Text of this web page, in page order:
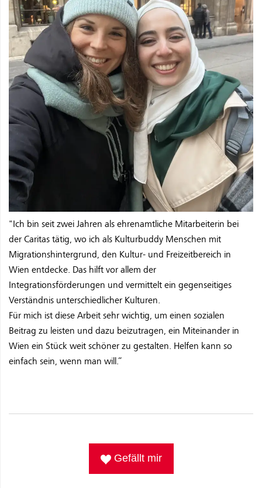
"Ich bin seit zwei Jahren als ehrenamtliche Mitarbeiterin bei
der Caritas tätig, wo ich als Kulturbuddy Menschen mit
Migrationshintergrund, den Kultur- und Freizeitbereich in
Wien entdecke. Das hilft vor allem der
Integrationsförderungen und vermittelt ein gegenseitiges
Verständnis unterschiedlicher Kulturen.
Für mich ist diese Arbeit sehr wichtig, um einen sozialen
Beitrag zu leisten und dazu beizutragen, ein Miteinander in
Wien ein Stück weit schöner zu gestalten. Helfen kann so
einfach sein, wenn man will.“
Gefällt mir